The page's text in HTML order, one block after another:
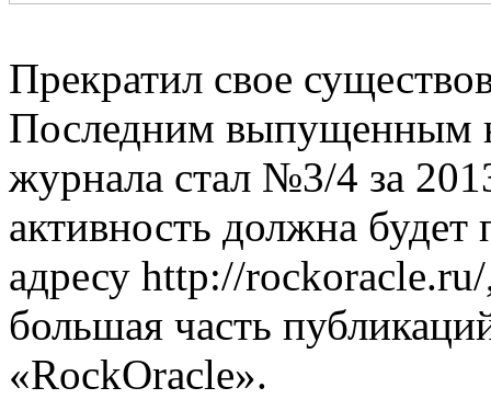
Прекратил свое
Последним выпущенным
журнала стал №3/4 за
активность должна будет
адресу http://rockoracle.ru/
большая часть
«RockOracle».